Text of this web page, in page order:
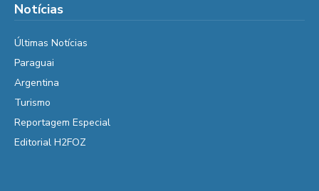
Notícias
Últimas Notícias
Paraguai
Argentina
Turismo
Reportagem Especial
Editorial H2FOZ